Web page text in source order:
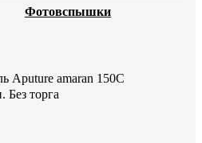
Фотовспышки
Aputure amaran 150С
Без торга